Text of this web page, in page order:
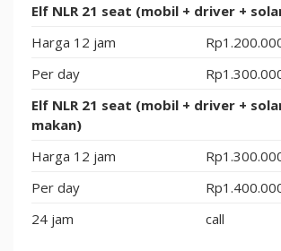
Elf NLR 21 seat (mobil + driver +
Harga 12 jam
Per day
Elf NLR 21 seat (mobil + driver +
makan)
Harga 12 jam
Per day
24 jam
call